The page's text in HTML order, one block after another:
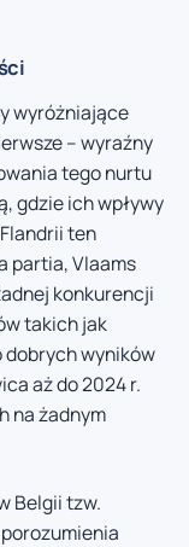
wyróżniające
– wyraźny
tego nurtu
gdzie ich wpływy
ten
partia, Vlaams
konkurencji
takich jak
dobrych wyników
aż do 2024 r.
na żadnym
Belgii tzw.